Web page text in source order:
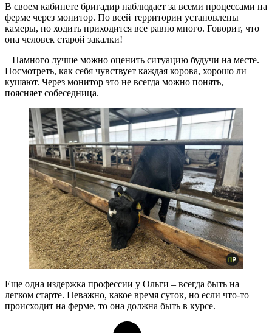
В своем кабинете бригадир наблюдает за всеми процессами на
ферме через монитор. По всей территории установлены
камеры, но ходить приходится все равно много. Говорит, что
она человек старой закалки!
– Намного лучше можно оценить ситуацию будучи на месте.
Посмотреть, как себя чувствует каждая корова, хорошо ли
кушают. Через монитор это не всегда можно понять, –
поясняет собеседница.
Еще одна издержка профессии у Ольги – всегда быть на
легком старте. Неважно, какое время суток, но если что-то
происходит на ферме, то она должна быть в курсе.